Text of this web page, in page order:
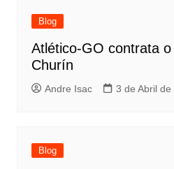
Blog
Atlético-GO contrata
Churín
Andre Isac 3 de Abril de
Blog